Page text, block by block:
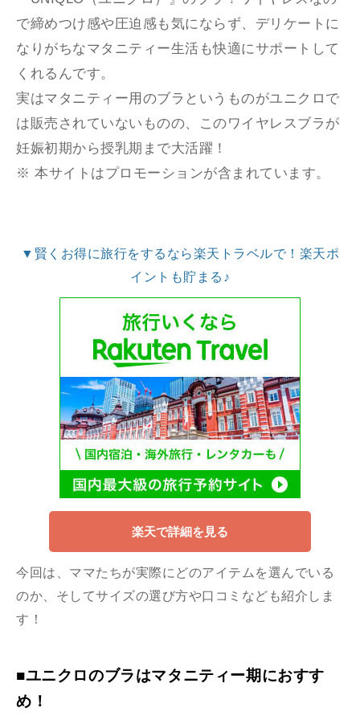
で締めつけ感や圧迫感も気にならず、デリケートに
なりがちなマタニティー生活も快適にサポートして
くれるんです。
実はマタニティー用のブラというものがユニクロで
は販売されていないものの、このワイヤレスブラが
妊娠初期から授乳期まで大活躍！
※ 本サイトはプロモーションが含まれています。
▼賢くお得に旅行をするなら楽天トラベルで！楽天ポ
イントも貯まる♪
楽天で詳細を見る
今回は、ママたちが実際にどのアイテムを選んでいる
のか、そしてサイズの選び方や口コミなども紹介しま
す！
■ユニクロのブラはマタニティー期におすす
め！